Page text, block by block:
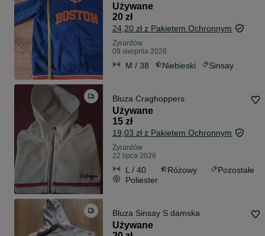
Używane
20 zł
24,20 zł z Pakietem Ochronnym
Żyrardów
09 sierpnia 2026
M / 38 Niebieski Sinsay
Bluza Craghoppers
Używane
15 zł
19,03 zł z Pakietem Ochronnym
Żyrardów
22 lipca 2026
L / 40 Różowy
Pozostałe
Poliester
Bluza Sinsay S damska
Używane